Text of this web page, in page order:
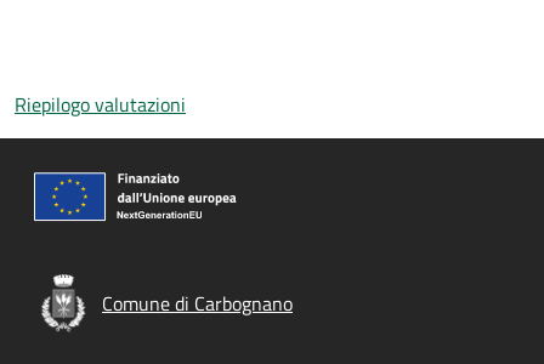
Riepilogo valutazioni
Comune di Carbognano